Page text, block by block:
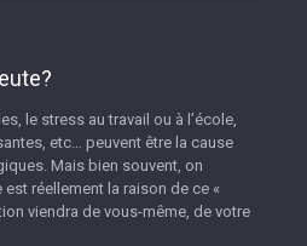
le stress au travail ou à l’école,
etc… peuvent être la cause
Mais bien souvent, on
est réellement la raison de ce «
viendra de vous-même, de votre